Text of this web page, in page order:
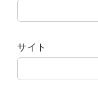
サイト